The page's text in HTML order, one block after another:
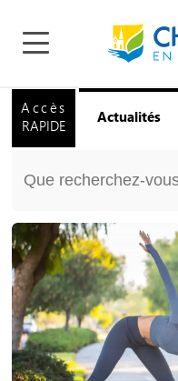
Accès
RAPIDE
Actualités